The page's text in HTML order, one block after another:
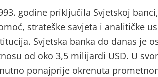
godine priključila Svjetskoj
strateške savjeta i analitičke
Svjetska banka do danas je
od oko 3,5 milijardi USD. U
ponajprije okrenuta